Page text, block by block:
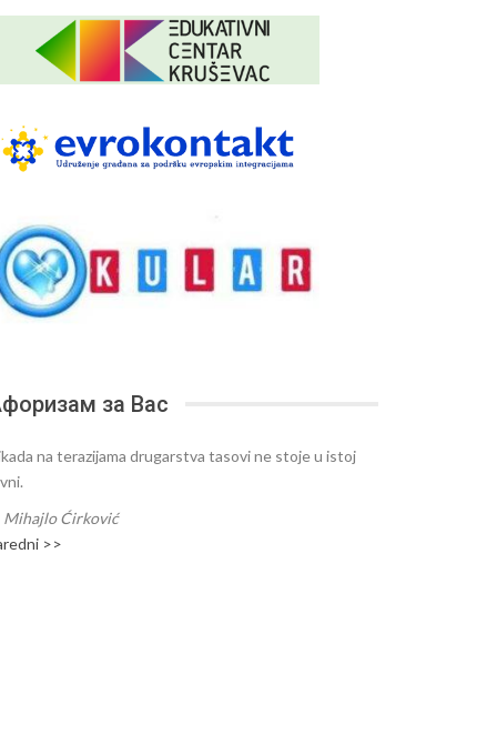
за Вас
na terazijama drugarstva tasovi ne stoje u istoj
Mihajlo Ćirković
>>